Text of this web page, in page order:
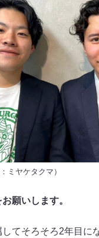
ミヤケタクマ）
願いします。
てそろそろ2年目に